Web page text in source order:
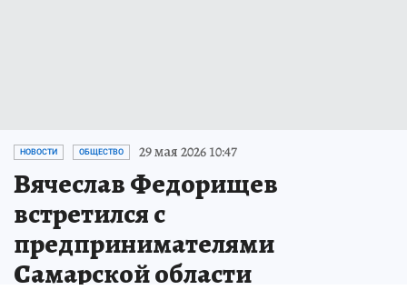
НОВОСТИ ОБЩЕСТВО 29 мая 2026 10:47
Вячеслав Федорищев
встретился с
предпринимателями
Самарской области